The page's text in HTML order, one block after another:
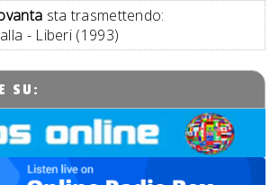
sta trasmettendo:
- Liberi (1993)
SU: